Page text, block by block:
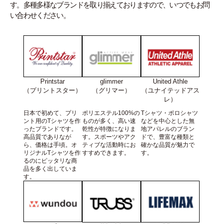
す。多種多様なブランドを取り揃えておりますので、いつでもお問
い合わせください。
Printstar
（プリントスター）
日本で初めて、プリ
ント用のTシャツを作
ったブランドです。
高品質でありなが
ら、価格は手頃。オ
リジナルTシャツを作
るのにピッタリな商
品を多く出していま
す。
glimmer
（グリマー）
ポリエステル100%の
ものが多く、高い速
乾性が特徴になりま
す。スポーツやアク
ティブな活動時にお
すすめできます。
United Athle
（ユナイテッドアス
レ）
Tシャツ・ポロシャツ
などを中心とした無
地アパレルのブラン
ドで、豊富な種類と
確かな品質が魅力で
す。